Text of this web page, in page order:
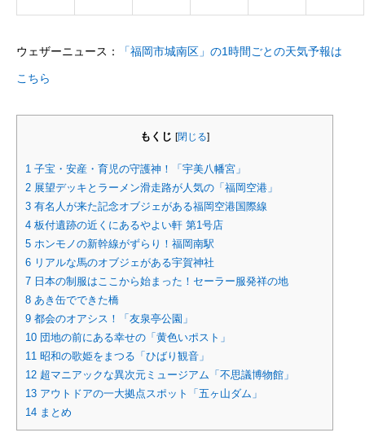
ウェザーニュース： 「福岡市城南区」の1時間ごとの天気予報は
こちら
もくじ [閉じる]
1 子宝・安産・育児の守護神！「宇美八幡宮」
2 展望デッキとラーメン滑走路が人気の「福岡空港」
3 有名人が来た記念オブジェがある福岡空港国際線
4 板付遺跡の近くにあるやよい軒 第1号店
5 ホンモノの新幹線がずらり！福岡南駅
6 リアルな馬のオブジェがある宇賀神社
7 日本の制服はここから始まった！セーラー服発祥の地
8 あき缶でできた橋
9 都会のオアシス！「友泉亭公園」
10 団地の前にある幸せの「黄色いポスト」
11 昭和の歌姫をまつる「ひばり観音」
12 超マニアックな異次元ミュージアム「不思議博物館」
13 アウトドアの一大拠点スポット「五ヶ山ダム」
14 まとめ